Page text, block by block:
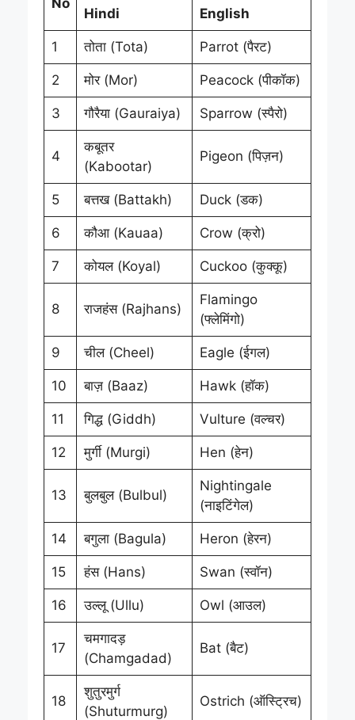
Hindi
English
1 तोता (Tota) Parrot (पैरट)
2 मोर (Mor) Peacock (पीकॉक)
3 गौरैया (Gauraiya) Sparrow (स्पैरो)
4
कबूतर
(Kabootar)
Pigeon (पिज़न)
5 बत्तख (Battakh) Duck (डक)
6 कौआ (Kauaa) Crow (क्रो)
7 कोयल (Koyal) Cuckoo (कुक्कू)
8 राजहंस (Rajhans)
Flamingo
(फ्लेमिंगो)
9 चील (Cheel) Eagle (ईगल)
10 बाज़ (Baaz) Hawk (हॉक)
11 गिद्ध (Giddh) Vulture (वल्चर)
12 मुर्गी (Murgi) Hen (हेन)
13 बुलबुल (Bulbul)
Nightingale
(नाइटिंगेल)
14 बगुला (Bagula) Heron (हेरन)
15 हंस (Hans) Swan (स्वॉन)
16 उल्लू (Ullu) Owl (आउल)
17
चमगादड़
(Chamgadad)
Bat (बैट)
18
शुतुरमुर्ग
(Shuturmurg)
Ostrich (ऑस्ट्रिच)